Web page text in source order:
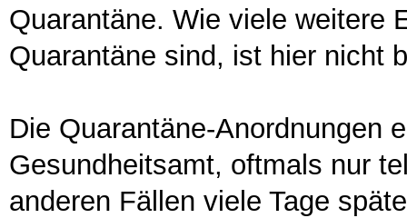
Quarantäne. Wie viele weitere
Quarantäne sind, ist hier nicht
Die Quarantäne-Anordnungen
Gesundheitsamt, oftmals nur
anderen Fällen viele Tage